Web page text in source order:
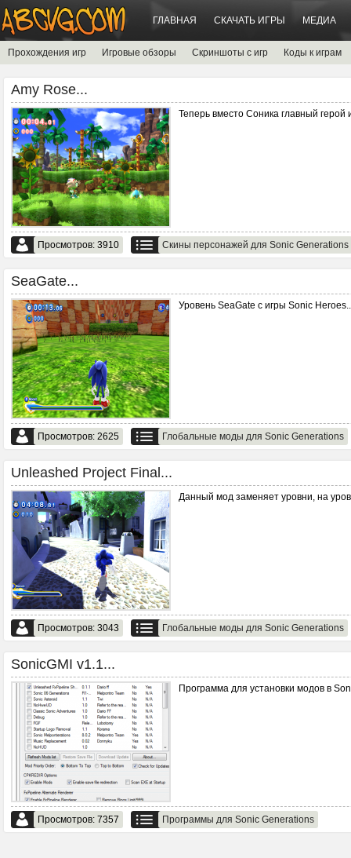
ГЛАВНАЯ СКАЧАТЬ ИГРЫ МЕДИА
Прохождения игр Игровые обзоры Скриншоты с игр Коды к играм
Amy Rose...
Теперь вместо Соника главный герой
Просмотров: 3910 Скины персонажей для Sonic Generations
SeaGate...
Уровень SeaGate с игры Sonic Heroes.
Просмотров: 2625 Глобальные моды для Sonic Generations
Unleashed Project Final...
Данный мод заменяет уровни, на
Просмотров: 3043 Глобальные моды для Sonic Generations
SonicGMI v1.1...
Программа для установки модов в
Просмотров: 7357 Программы для Sonic Generations